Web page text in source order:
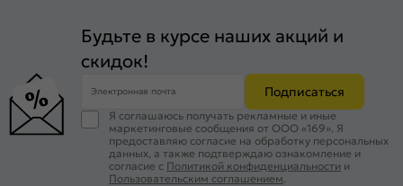
Будьте в курсе наших акций и
скидок!
Электронная почта Подписаться
Я соглашаюсь получать рекламные и иные
маркетинговые сообщения от ООО «169». Я
предоставляю согласие на обработку персональных
данных, а также подтверждаю ознакомление и
согласие с Политикой конфиденциальности и
Пользовательским соглашением